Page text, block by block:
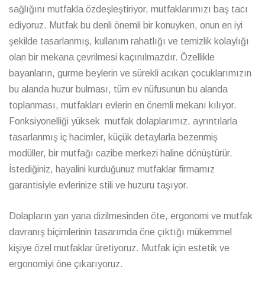
sağlığını mutfakla özdeşleştiriyor, mutfaklarımızı baş tacı
ediyoruz. Mutfak bu denli önemli bir konuyken, onun en iyi
şekilde tasarlanmış, kullanım rahatlığı ve temizlik kolaylığı
olan bir mekana çevrilmesi kaçınılmazdır. Özellikle
bayanların, gurme beylerin ve sürekli acıkan çocuklarımızın
bu alanda huzur bulması, tüm ev nüfusunun bu alanda
toplanması, mutfakları evlerin en önemli mekanı kılıyor.
Fonksiyonelliği yüksek mutfak dolaplarımız, ayrıntılarla
tasarlanmış iç hacimler, küçük detaylarla bezenmiş
modüller, bir mutfağı cazibe merkezi haline dönüştürür.
İstediğiniz, hayalini kurduğunuz mutfaklar firmamız
garantisiyle evlerinize stili ve huzuru taşıyor.
Dolapların yan yana dizilmesinden öte, ergonomi ve mutfak
davranış biçimlerinin tasarımda öne çıktığı mükemmel
kişiye özel mutfaklar üretiyoruz. Mutfak için estetik ve
ergonomiyi öne çıkarıyoruz.